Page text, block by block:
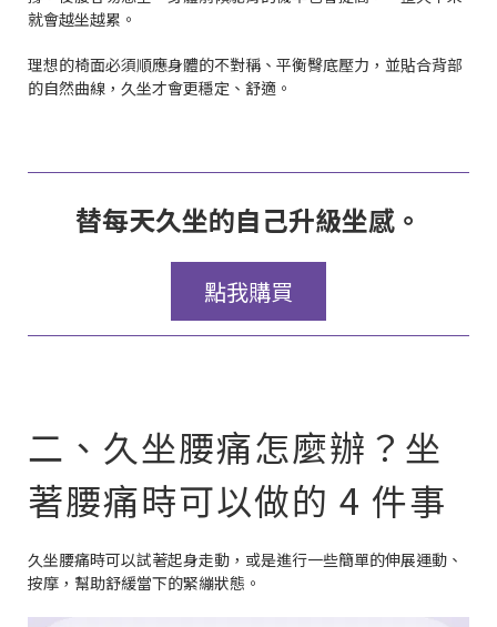
就會越坐越累。
理想的椅面必須順應身體的不對稱、平衡臀底壓力，並貼合背部
的自然曲線，久坐才會更穩定、舒適。
替每天久坐的自己升級坐感。
點我購買
二、久坐腰痛怎麼辦？坐
著腰痛時可以做的 4 件事
久坐腰痛時可以試著起身走動，或是進行一些簡單的伸展運動、
按摩，幫助舒緩當下的緊繃狀態。